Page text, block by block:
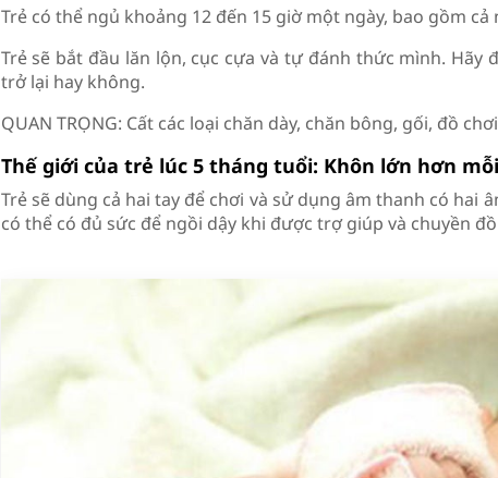
Trẻ có thể ngủ khoảng 12 đến 15 giờ một ngày, bao gồm
Trẻ sẽ bắt đầu lăn lộn, cục cựa và tự đánh thức mình.
trở lại hay không.
QUAN TRỌNG: Cất các loại chăn dày, chăn bông, gối, đồ
Thế giới của trẻ lúc 5 tháng tuổi: Khôn lớn hơn
Trẻ sẽ dùng cả hai tay để chơi và sử dụng âm thanh có hai
có thể có đủ sức để ngồi dậy khi được trợ giúp và chuyền